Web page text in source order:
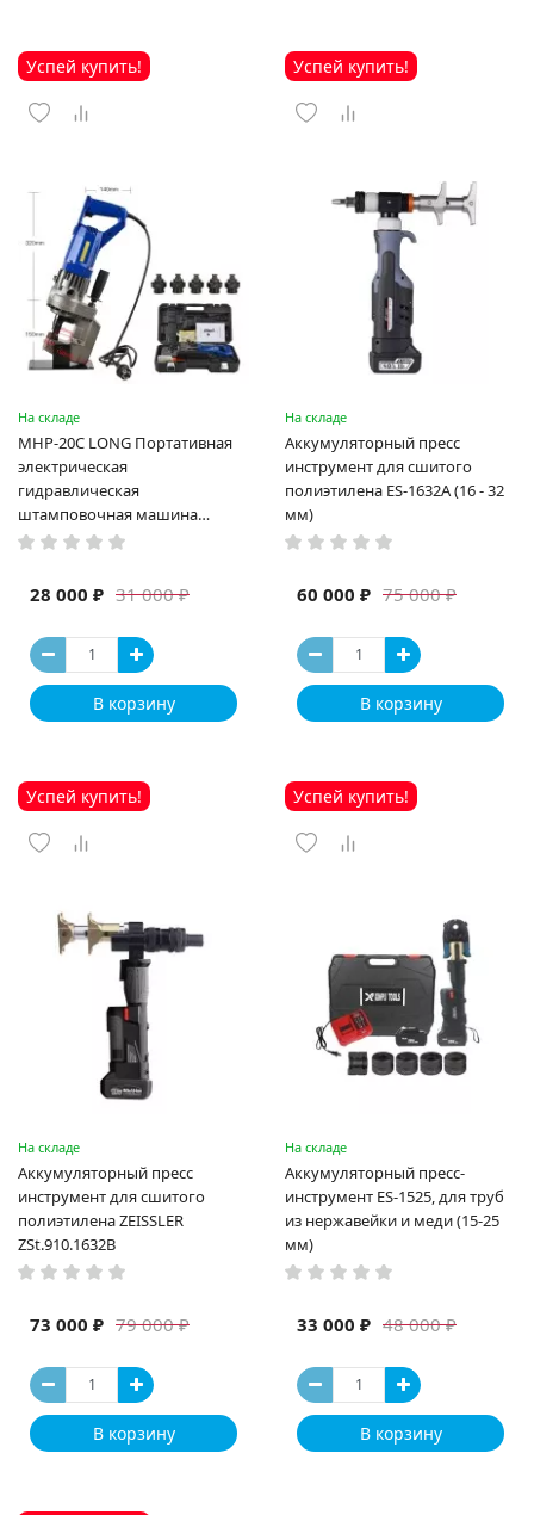
Успей купить!
На складе
MHP-20C LONG Портативная
электрическая
гидравлическая
штамповочная машина
высокая мощность и мощный
машина
31 000 ₽
28 000 ₽
В корзину
Успей купить!
На складе
Аккумуляторный пресс
инструмент для сшитого
полиэтилена ES-1632A (16 - 32
мм)
75 000 ₽
60 000 ₽
В корзину
Успей купить!
На складе
Аккумуляторный пресс
инструмент для сшитого
полиэтилена ZEISSLER
ZSt.910.1632B
79 000 ₽
73 000 ₽
В корзину
Успей купить!
На складе
Аккумуляторный пресс-
инструмент ES-1525, для труб
из нержавейки и меди (15-25
мм)
48 000 ₽
33 000 ₽
В корзину